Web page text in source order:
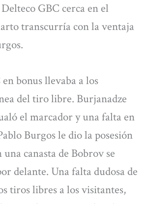
GBC cerca en el
transcurría con la ventaja
bonus llevaba a los
del tiro libre. Burjanadze
el marcador y una falta en
Burgos le dio la posesión
canasta de Bobrov se
delante. Una falta dudosa de
tiros libres a los visitantes,